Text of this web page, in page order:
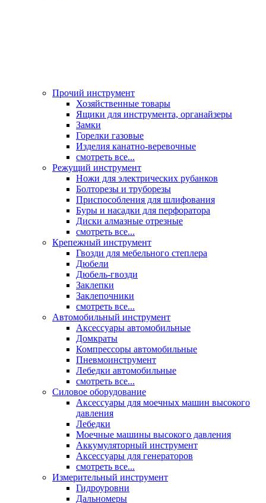
Прочий инструмент
Хозяйственные товары
Ящики для инструмента, органайзеры
Замки
Горелки газовые
Изделия канатно-веревочные
смотреть все...
Режущий инструмент
Ножи для электрических рубанков
Болторезы и труборезы
Приспособления для шлифования
Буры и насадки для перфоратора
Диски алмазные отрезные
смотреть все...
Крепежный инструмент
Гвозди для мебельного степлера
Дюбели
Дюбель-гвозди
Заклепки
Заклепочники
смотреть все...
Автомобильный инструмент
Аксессуары автомобильные
Домкраты
Компрессоры автомобильные
Пневмоинструмент
Лебедки автомобильные
смотреть все...
Силовое оборудование
Аксессуары для моечных машин высокого
давления
Лебедки
Моечные машины высокого давления
Аккумуляторный инструмент
Аксессуары для генераторов
смотреть все...
Измерительный инструмент
Гидроуровни
Дальномеры